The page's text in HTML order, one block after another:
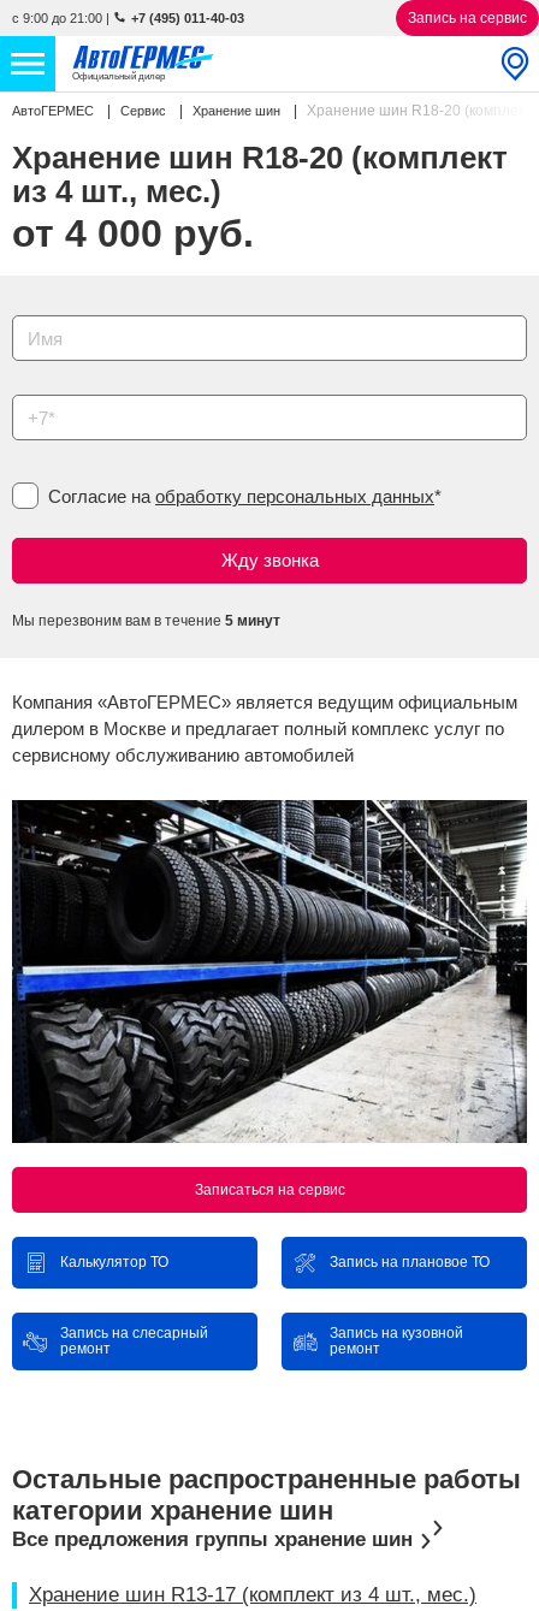
с 9:00 до 21:00 | +7 (495) 011-40-03 Запись на сервис
Официальный дилер
НОВЫЕ АВТОМОБИЛИ 4867 авто
С ПРОБЕГОМ
СЕРВИС
АКЦИИ
Избранное
Сравнение
Личный кабинет
АвтоГЕРМЕС Сервис Хранение шин Хранение шин R18-20 (комплект
Хранение шин R18-20 (комплект
из 4 шт., мес.)
от 4 000 руб.
Согласие на обработку персональных данных*
Мы перезвоним вам в течение 5 минут
Компания «АвтоГЕРМЕС» является ведущим официальным
дилером в Москве и предлагает полный комплекс услуг по
сервисному обслуживанию автомобилей
Записаться на сервис
Калькулятор ТО Запись на плановое ТО
Запись на слесарный
ремонт
Запись на кузовной
ремонт
Остальные распространенные работы
категории хранение шин
Все предложения группы хранение шин
Хранение шин R13-17 (комплект из 4 шт., мес.)